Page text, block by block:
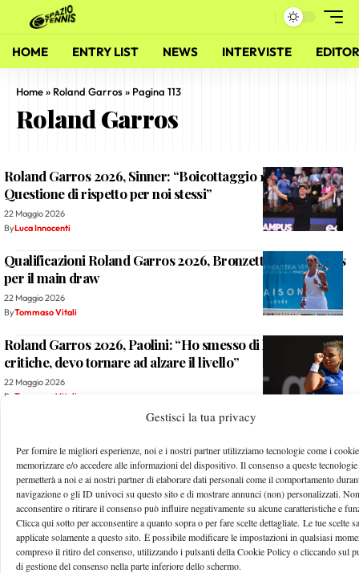
Gestisci la tua privacy
Per fornire le migliori esperienze, noi e i nostri partner utilizziamo tecnologie come i
memorizzare e/o accedere alle informazioni del dispositivo. Il consenso a queste tecnologie
permetterà a noi e ai nostri partner di elaborare dati personali come il comportamento
navigazione o gli ID univoci su questo sito e di mostrare annunci (non) personalizzati. Non
acconsentire o ritirare il consenso può influire negativamente su alcune caratteristiche e
Clicca qui sotto per acconsentire a quanto sopra o per fare scelte dettagliate. Le tue scelte
applicate solamente a questo sito. È possibile modificare le impostazioni in qualsiasi
compreso il ritiro del consenso, utilizzando i pulsanti della Cookie Policy o cliccando sul
di gestione del consenso nella parte inferiore dello schermo.
HOME ENTRY LIST NEWS INTERVISTE
Home» Roland Garros» Pagina 113
Roland Garros
Roland Garros 2026, Sinner: “Boicottaggio 15 minuti?
Questione di rispetto per noi stessi”
22 Maggio 2026
ByLuca Innocenti
Qualificazioni Roland Garros 2026, Bronzetti stacca il pass
per il main draw
22 Maggio 2026
ByTommaso Vitali
Roland Garros 2026, Paolini: “Ho smesso di leggere le
critiche, devo tornare ad alzare il livello”
22 Maggio 2026
By Tommaso Vitali
Roland Garros 2026, Jodar al debutto: “Nadal? Solo quando
sei qui capisci l’importanza di ciò che ha fatto”
22 Maggio 2026
Francesco Bruni
2 112 113 114 115 … 134